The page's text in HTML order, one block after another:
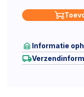
Informatie